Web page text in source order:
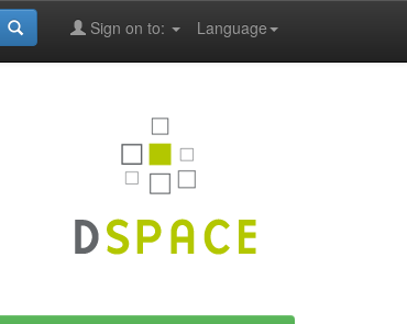
Language
Sign on to: